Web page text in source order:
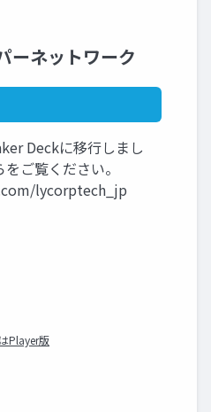
ーネットワーク
Deckに移行しまし
ご覧ください。
lycorptech_jp
Player版